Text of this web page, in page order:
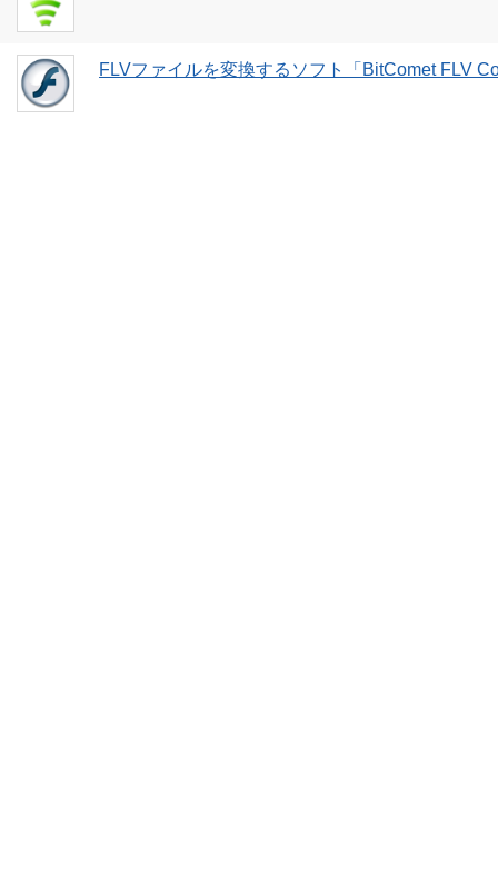
FLVファイルを変換するソフト「BitComet FLV